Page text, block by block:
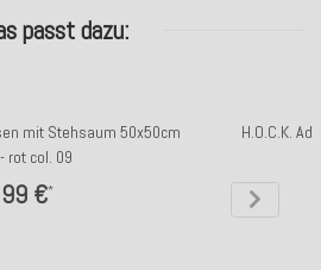
passt dazu:
mit Stehsaum 50x50cm
rot col. 09
€*
H.O.C.K.